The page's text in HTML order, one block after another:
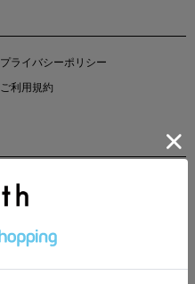
プライバシーポリシー
ご利用規約